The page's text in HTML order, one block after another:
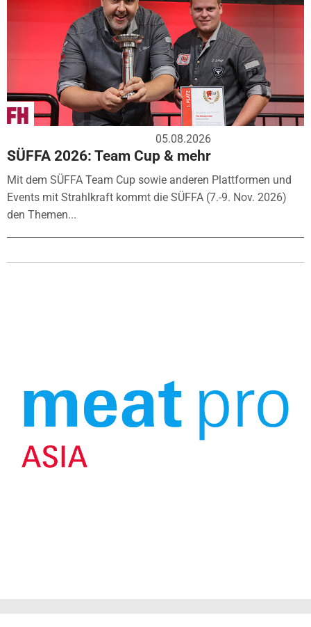
05.08.2026
SÜFFA 2026: Team Cup & mehr
Mit dem SÜFFA Team Cup sowie anderen Plattformen und
Events mit Strahlkraft kommt die SÜFFA (7.-9. Nov. 2026)
den Themen...